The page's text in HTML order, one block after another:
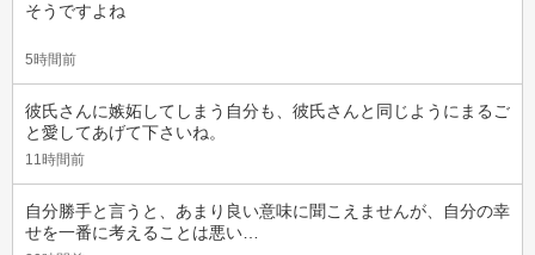
そうですよね
5時間前
彼氏さんに嫉妬してしまう自分も、彼氏さんと同じようにまるご
と愛してあげて下さいね。
11時間前
自分勝手と言うと、あまり良い意味に聞こえませんが、自分の幸
せを一番に考えることは悪い…